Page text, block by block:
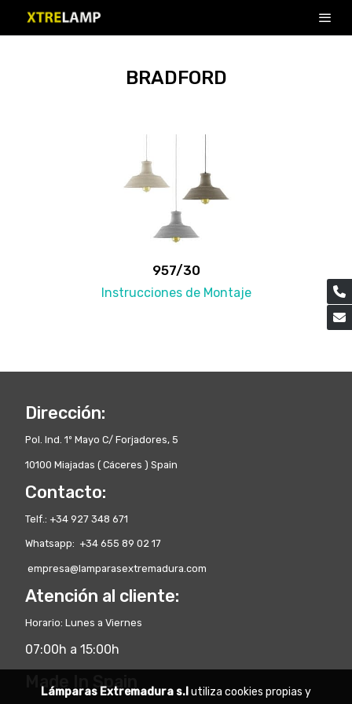
BRADFORD
957/30
Instrucciones de Montaje
Dirección:
Pol. Ind. 1º Mayo C/ Forjadores, 5
10100 Miajadas ( Cáceres ) Spain
Contacto:
Telf.: +34 927 348 671
Whatsapp: +34 655 89 02 17
empresa@lamparasextremadura.com
Atención al cliente:
Horario: Lunes a Viernes
07:00h a 15:00h
Made In Spain
Lámparas Extremadura s.lutiliza cookies propias y